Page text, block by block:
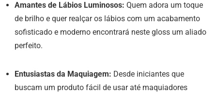
Amantes de Lábios Luminosos: Quem adora um toque
de brilho e quer realçar os lábios com um acabamento
sofisticado e moderno encontrará neste gloss um aliado
perfeito.
Entusiastas da Maquiagem: Desde iniciantes que
buscam um produto fácil de usar até maquiadores